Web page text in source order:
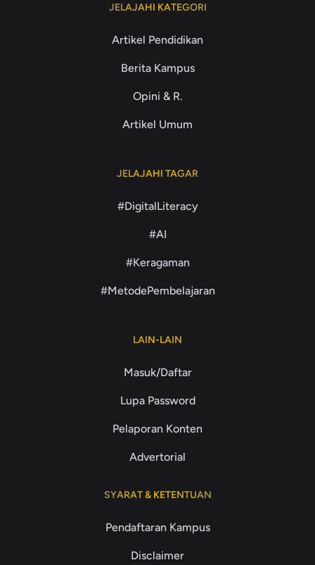
JELAJAHI KATEGORI
Artikel Pendidikan
Berita Kampus
Opini & R.
Artikel Umum
JELAJAHI TAGAR
#DigitalLiteracy
#AI
#Keragaman
#MetodePembelajaran
LAIN-LAIN
Masuk/Daftar
Lupa Password
Pelaporan Konten
Advertorial
SYARAT & KETENTUAN
Pendaftaran Kampus
Disclaimer